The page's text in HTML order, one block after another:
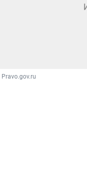
Pravo.gov.ru